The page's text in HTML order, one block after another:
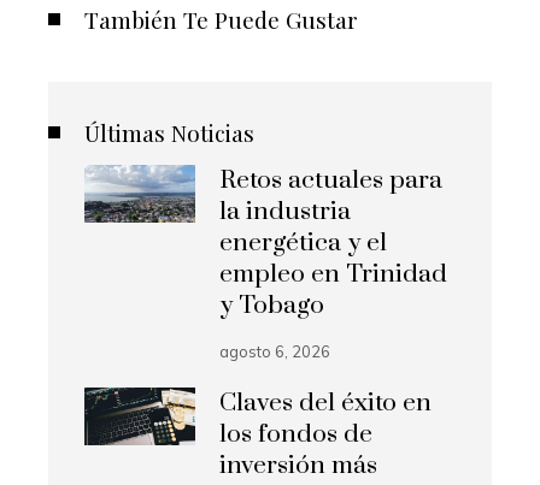
También Te Puede Gustar
Últimas Noticias
Retos actuales para
la industria
energética y el
empleo en Trinidad
y Tobago
agosto 6, 2026
Claves del éxito en
los fondos de
inversión más